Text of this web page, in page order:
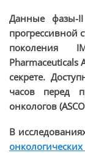
Данные фазы-II
прогрессивной
поколения
Pharmaceuticals
секрете.
часов перед
онкологов (ASCO
В